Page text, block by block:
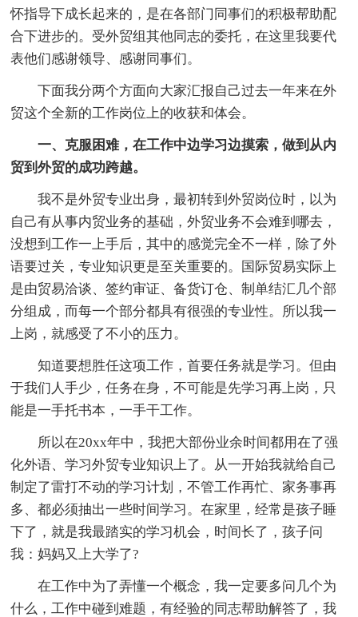
怀指导下成长起来的，是在各部门同事们的积极帮助配
合下进步的。受外贸组其他同志的委托，在这里我要代
表他们感谢领导、感谢同事们。
下面我分两个方面向大家汇报自己过去一年来在外
贸这个全新的工作岗位上的收获和体会。
一、克服困难，在工作中边学习边摸索，做到从内
贸到外贸的成功跨越。
我不是外贸专业出身，最初转到外贸岗位时，以为
自己有从事内贸业务的基础，外贸业务不会难到哪去，
没想到工作一上手后，其中的感觉完全不一样，除了外
语要过关，专业知识更是至关重要的。国际贸易实际上
是由贸易洽谈、签约审证、备货订仓、制单结汇几个部
分组成，而每一个部分都具有很强的专业性。所以我一
上岗，就感受了不小的压力。
知道要想胜任这项工作，首要任务就是学习。但由
于我们人手少，任务在身，不可能是先学习再上岗，只
能是一手托书本，一手干工作。
所以在20xx年中，我把大部份业余时间都用在了强
化外语、学习外贸专业知识上了。从一开始我就给自己
制定了雷打不动的学习计划，不管工作再忙、家务事再
多、都必须抽出一些时间学习。在家里，经常是孩子睡
下了，就是我最踏实的学习机会，时间长了，孩子问
我：妈妈又上大学了?
在工作中为了弄懂一个概念，我一定要多问几个为
什么，工作中碰到难题，有经验的同志帮助解答了，我